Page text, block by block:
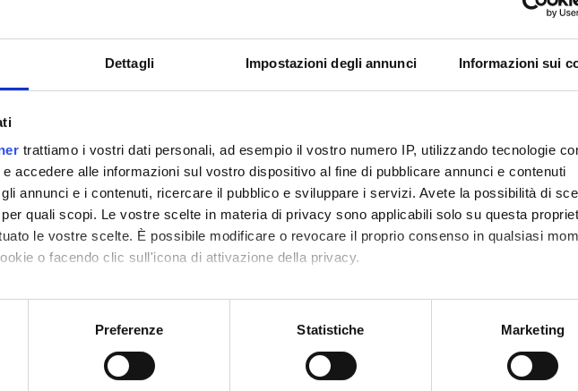
Dettagli Impostazioni degli annunci Informazioni sui
trattiamo i vostri dati personali, ad esempio il vostro numero IP, utilizzando tecnologie
accedere alle informazioni sul vostro dispositivo al fine di pubblicare annunci e contenuti
annunci e i contenuti, ricercare il pubblico e sviluppare i servizi. Avete la possibilità di
quali scopi. Le vostre scelte in materia di privacy sono applicabili solo su questa
le vostre scelte. È possibile modificare o revocare il proprio consenso in qualsiasi
o facendo clic sull'icona di attivazione della privacy.
anche:
sulla tua posizione geografica, con un'approssimazione di qualche metro,
Preferenze Statistiche Marketing
radiogeometria.
un tubo radiogeno.
ed effetto fotoelettrico.
verifica dell'apprendimento
domande aperte